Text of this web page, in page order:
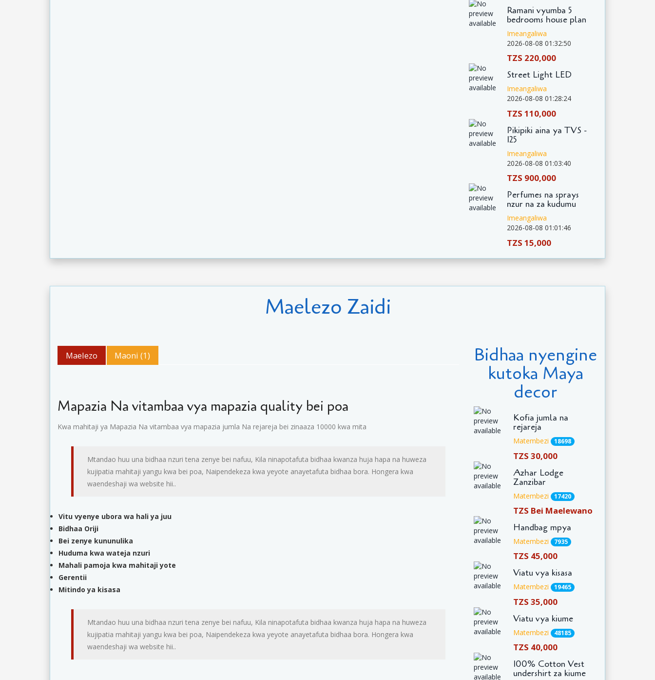
Ramani vyumba 5
bedrooms house plan
Imeangaliwa
2026-08-08 01:32:50
TZS 220,000
Street Light LED
Imeangaliwa
2026-08-08 01:28:24
TZS 110,000
Pikipiki aina ya TVS -
125
Imeangaliwa
2026-08-08 01:03:40
TZS 900,000
Perfumes na sprays
nzur na za kudumu
Imeangaliwa
2026-08-08 01:01:46
TZS 15,000
Maelezo Zaidi
Maelezo Maoni (1)
Mapazia Na vitambaa vya mapazia quality bei poa
Kwa mahitaji ya Mapazia Na vitambaa vya mapazia jumla Na rejareja bei zinaaza 10000 kwa mita
Mtandao huu una bidhaa nzuri tena zenye bei nafuu, Kila ninapotafuta bidhaa kwanza huja hapa na huweza
kujipatia mahitaji yangu kwa bei poa, Naipendekeza kwa yeyote anayetafuta bidhaa bora. Hongera kwa
waendeshaji wa website hii..
Vitu vyenye ubora wa hali ya juu
Bidhaa Oriji
Bei zenye kununulika
Huduma kwa wateja nzuri
Mahali pamoja kwa mahitaji yote
Gerentii
Mitindo ya kisasa
Mtandao huu una bidhaa nzuri tena zenye bei nafuu, Kila ninapotafuta bidhaa kwanza huja hapa na huweza
kujipatia mahitaji yangu kwa bei poa, Naipendekeza kwa yeyote anayetafuta bidhaa bora. Hongera kwa
waendeshaji wa website hii..
Bidhaa nyengine
kutoka Maya
decor
Kofia jumla na
rejareja
Matembezi 18698
TZS 30,000
Azhar Lodge
Zanzibar
Matembezi 17420
TZS Bei Maelewano
Handbag mpya
Matembezi 7935
TZS 45,000
Viatu vya kisasa
Matembezi 19465
TZS 35,000
Viatu vya kiume
Matembezi 48185
TZS 40,000
100% Cotton Vest
undershirt za kiume